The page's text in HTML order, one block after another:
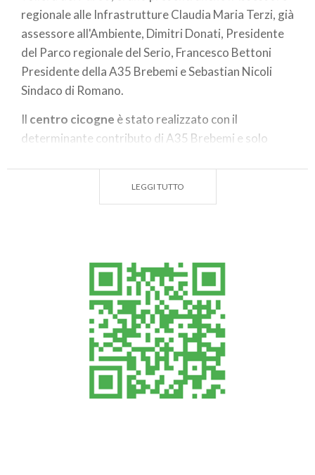
regionale alle Infrastrutture Claudia Maria Terzi, già
assessore all'Ambiente, Dimitri Donati, Presidente
del Parco regionale del Serio, Francesco Bettoni
Presidente della A35 Brebemi e Sebastian Nicoli
Sindaco di Romano.
Il centro cicogne è stato realizzato con il
determinante contributo di A35 Brebemi e solo
ufficializzato un nuovo contributo al Parco, in
particolare per questa struttura.
«Questo rilascio - afferma Francesco Bettoni,
Presidente della A35 Brebemi - ha un forte valore
simbolico, che testimonia il miglioramento
dell'ambiente in questa zona. Sapevamo che
l'autostrada sarebbe stata un'occasione per
LEGGI TUTTO